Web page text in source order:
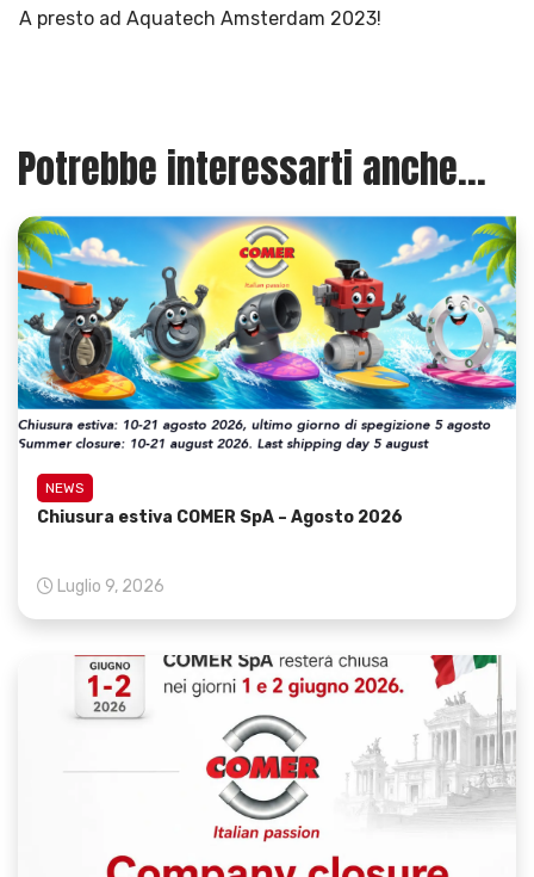
A presto ad Aquatech Amsterdam 2023!
Potrebbe interessarti anche...
NEWS
Chiusura estiva COMER SpA – Agosto 2026
Luglio 9, 2026